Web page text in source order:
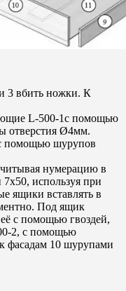
3 вбить ножки. К
L-500-1с помощью
отверстия Ø4мм.
помощью шурупов
нумерацию в
используя при
ящики вставлять в
Под ящик
с помощью гвоздей,
2, с помощью
фасадам 10 шурупами